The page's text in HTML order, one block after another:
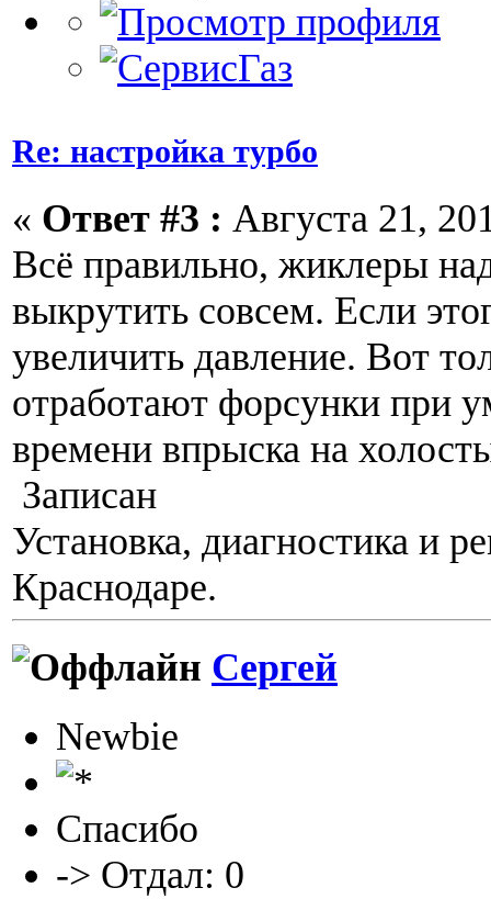
Re: настройка турбо
« Ответ #3 : Августа 21,
Всё правильно, жиклеры
выкрутить совсем. Если
увеличить давление. Вот
отработают форсунки при
времени впрыска на
Записан
Установка, диагностика и
Краснодаре.
Сергей
Newbie
Спасибо
-> Отдал: 0